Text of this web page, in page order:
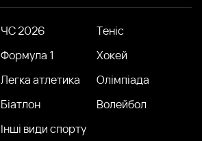
ЧС 2026
Теніс
Формула 1
Хокей
Легка атлетика
Олімпіада
Біатлон
Волейбол
Інші види спорту